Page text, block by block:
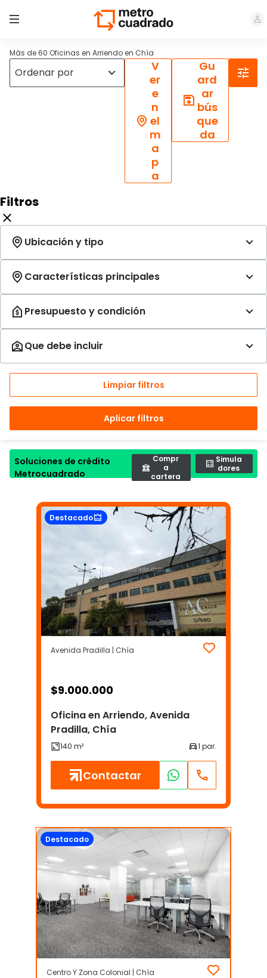
Más de 60 Oficinas en Arriendo en Chía
V
er
e
n
el
m
a
p
a
Gu
ard
ar
bús
que
da
Filtros
Limpiar filtros
Aplicar filtros
Soluciones de crédito
Metrocuadrado
Compr
a
cartera
Simula
dores
Destacado
Avenida Pradilla | Chía
$9.000.000
Oficina en Arriendo, Avenida
Pradilla, Chía
Contactar
Destacado
Centro Y Zona Colonial | Chía